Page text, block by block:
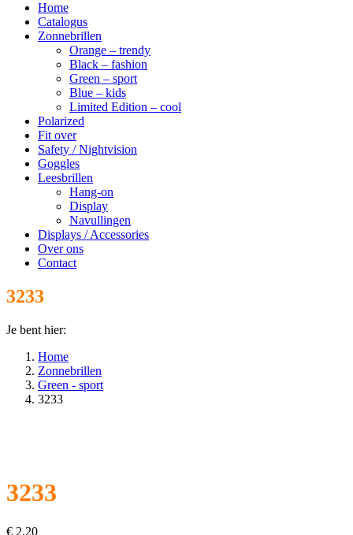
Home
Catalogus
Zonnebrillen
Orange – trendy
Black – fashion
Green – sport
Blue – kids
Limited Edition – cool
Polarized
Fit over
Safety / Nightvision
Goggles
Leesbrillen
Hang-on
Display
Navullingen
Displays / Accessories
Over ons
Contact
3233
Je bent hier:
Home
Zonnebrillen
Green - sport
3233
3233
€ 2,20